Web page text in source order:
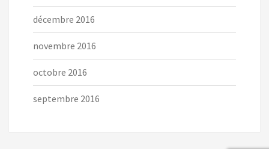
décembre 2016
novembre 2016
octobre 2016
septembre 2016